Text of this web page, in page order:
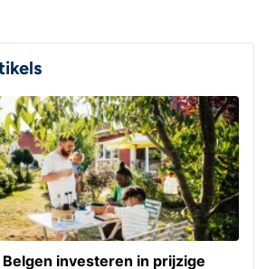
investeren in prijzige